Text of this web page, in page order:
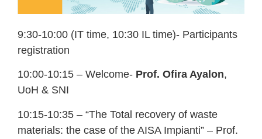
9:30-10:00 (IT time, 10:30 IL time)- Participants
registration
10:00-10:15 – Welcome- Prof. Ofira Ayalon,
UoH & SNI
10:15-10:35 – “The Total recovery of waste
materials: the case of the AISA Impianti” – Prof.